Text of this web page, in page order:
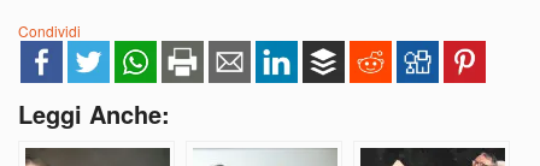
Condividi
Leggi Anche: